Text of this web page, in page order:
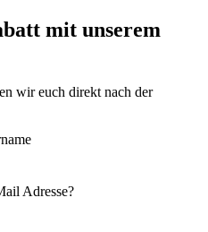
mit unserem
wir euch direkt nach der
Adresse?